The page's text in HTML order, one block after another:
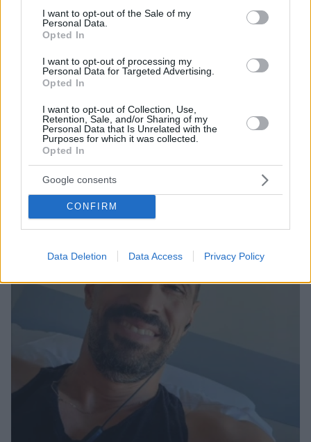
consent section.
I want to opt-out of the Sale of my
Personal Data.
Opted In
I want to opt-out of processing my
Personal Data for Targeted Advertising.
Opted In
I want to opt-out of Collection, Use,
Retention, Sale, and/or Sharing of my
Personal Data that Is Unrelated with the
Purposes for which it was collected.
Opted In
Google consents
CONFIRM
Data Deletion Data Access Privacy Policy
Ξεκινούν τα δοκιμαστικά δρομολόγια της επέκτασης
του Μετρό Θεσσαλονίκης προς την Καλαμαριά,
«ενθαρρυντικές οι πρώτες ενδείξεις» δηλώνει ο
Ταχιάος
πριν 28 λεπτά
ΔΕΙΤΕ ΟΛΕΣ ΤΙΣ ΕΙΔΗΣΕΙΣ
ΤΑ ΠΙΟ ΔΗΜΟΦΙΛΗ